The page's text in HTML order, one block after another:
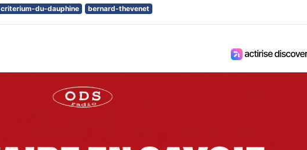
criterium-du-dauphine bernard-thevenet